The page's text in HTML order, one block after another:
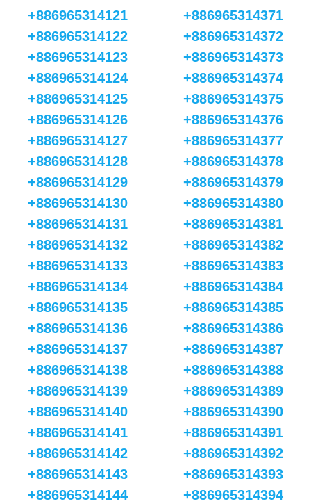
+886965314121
+886965314122
+886965314123
+886965314124
+886965314125
+886965314126
+886965314127
+886965314128
+886965314129
+886965314130
+886965314131
+886965314132
+886965314133
+886965314134
+886965314135
+886965314136
+886965314137
+886965314138
+886965314139
+886965314140
+886965314141
+886965314142
+886965314143
+886965314144
+886965314371
+886965314372
+886965314373
+886965314374
+886965314375
+886965314376
+886965314377
+886965314378
+886965314379
+886965314380
+886965314381
+886965314382
+886965314383
+886965314384
+886965314385
+886965314386
+886965314387
+886965314388
+886965314389
+886965314390
+886965314391
+886965314392
+886965314393
+886965314394